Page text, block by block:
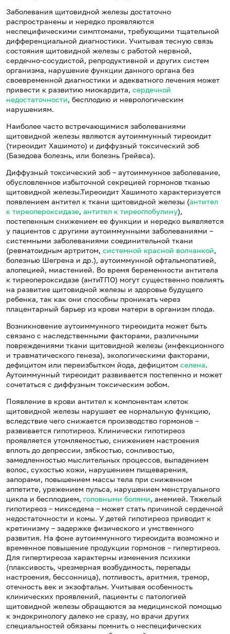
Заболевания щитовидной железы достаточно
распространены и нередко проявляются
неспецифическими симптомами, требующими тщательной
дифференциальной диагностики. Учитывая тесную связь
состояния щитовидной железы с работой нервной,
сердечно-сосудистой, репродуктивной и других систем
организма, нарушение функции данного органа без
своевременной диагностики и адекватного лечения может
привести к развитию миокардита, сердечной
недостаточности, бесплодию и неврологическим
нарушениям.
Наиболее часто встречающимися заболеваниями
щитовидной железы являются аутоиммунный тиреоидит
(тиреоидит Хашимото) и диффузный токсический зоб
(Базедова болезнь, или болезнь Грейвса).
Диффузный токсический зоб – аутоиммунное заболевание,
обусловленное избыточной секрецией гормонов тканью
щитовидной железы.Тиреоидит Хашимото характеризуется
появлением антител к ткани щитовидной железы (антител
к тиреопероксидазе, антител к тиреоглобулину),
постепенным снижением ее функции и нередко выявляется
у пациентов с другими аутоиммунными заболеваниями –
системными заболеваниями соединительной ткани
(ревматоидным артритом, системной красной волчанкой,
болезнью Шегрена и др.), аутоиммунной офтальмопатией,
алопецией, миастенией. Во время беременности антитела
к тиреопероксидазе (антиТПО) могут существенно повлиять
на развитие щитовидной железы и здоровье будущего
ребенка, так как они способны проникать через
плацентарный барьер из крови матери в организм плода.
Возникновение аутоиммунного тиреоидита может быть
связано с наследственными факторами, различными
повреждениями ткани щитовидной железы (инфекционного
и травматического генеза), экологическими факторами,
дефицитом или переизбытком йода, дефицитом селена.
Аутоиммунный тиреоидит развивается постепенно и может
сочетаться с диффузным токсическим зобом.
Появление в крови антител к компонентам клеток
щитовидной железы нарушает ее нормальную функцию,
вследствие чего снижается производство гормонов –
развивается гипотиреоз. Клинически гипотиреоз
проявляется утомляемостью, снижением настроения
вплоть до депрессии, зябкостью, сонливостью,
замедленностью мыслительных процессов, выпадением
волос, сухостью кожи, нарушением пищеварения,
запорами, повышением массы тела при сниженном
аппетите, урежением пульса, нарушением менструального
цикла и бесплодием, головными болями, анемией. Тяжелый
гипотиреоз – микседема – может стать причиной сердечной
недостаточности и комы. У детей гипотиреоз приводит к
кретинизму – задержке физического и умственного
развития. На фоне аутоиммунного тиреоидита возможно и
временное повышение продукции гормонов – гипертиреоз.
Для гипертиреоза характерны изменения психики
(плаксивость, чрезмерная возбудимость, перепады
настроения, бессонница), потливость, аритмия, тремор,
отечность век и экзофтальм. Учитывая особенность
клинических проявлений, пациенты с патологией
щитовидной железы обращаются за медицинской помощью
к эндокринологу далеко не сразу, но врачи других
специальностей обязаны помнить о неспецифических